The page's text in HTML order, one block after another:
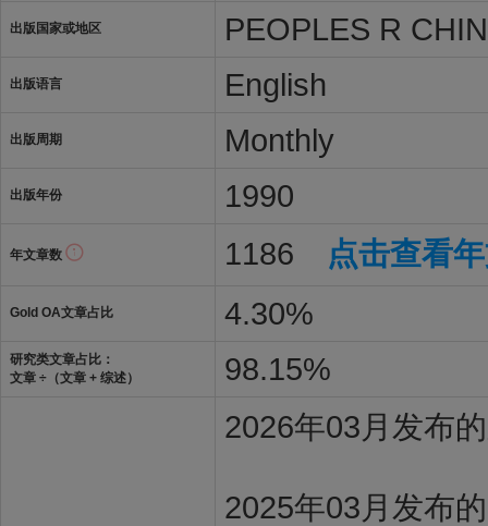
出版国家或地区 PEOPLES R
出版语言 English
出版周期 Monthly
出版年份 1990
年文章数 1186 点击查看
Gold OA文章占比 4.30%
研究类文章占比：
文章 ÷（文章 + 综述）
98.15%
2026年03月发布
2025年03月发布